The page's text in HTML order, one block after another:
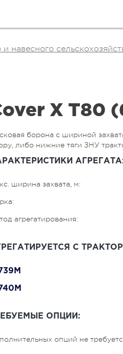
X T80
борона с шириной
либо нижние тяги ЗНУ
ширина захвата, м:
агрегатирования:
С
ОПЦИИ:
опций не